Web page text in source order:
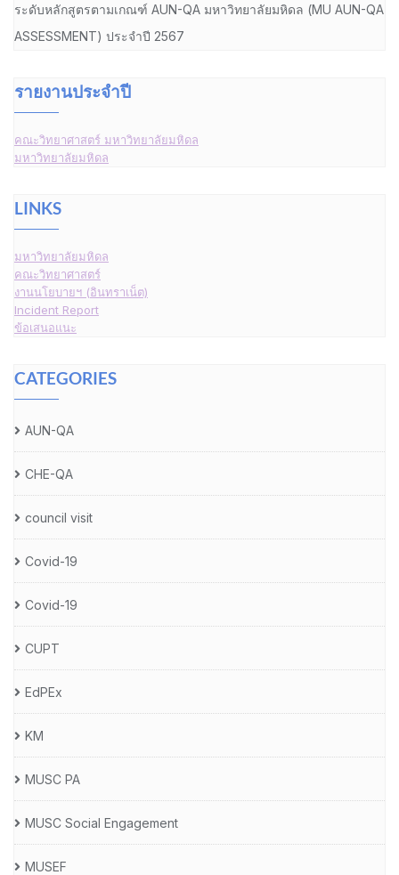
ระดับหลักสูตรตามเกณฑ์ AUN-QA มหาวิทยาลัยมหิดล (MU AUN-QA
ASSESSMENT) ประจำปี 2567
รายงานประจำปี
คณะวิทยาศาสตร์ มหาวิทยาลัยมหิดล
มหาวิทยาลัยมหิดล
LINKS
มหาวิทยาลัยมหิดล
คณะวิทยาศาสตร์
งานนโยบายฯ (อินทราเน็ต)
Incident Report
ข้อเสนอแนะ
CATEGORIES
AUN-QA
CHE-QA
council visit
Covid-19
Covid-19
CUPT
EdPEx
KM
MUSC PA
MUSC Social Engagement
MUSEF